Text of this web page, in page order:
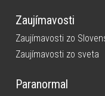
Zaujímavosti
Zaujímavosti zo
Zaujímavosti zo sveta
Paranormal